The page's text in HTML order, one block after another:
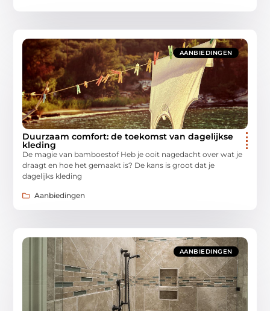
AANBIEDINGEN
Duurzaam comfort: de toekomst van dagelijkse
kleding
De magie van bamboestof Heb je ooit nagedacht over wat je
draagt en hoe het gemaakt is? De kans is groot dat je
dagelijks kleding
Aanbiedingen
AANBIEDINGEN